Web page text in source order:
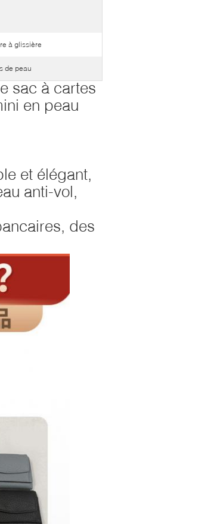
à glissière
de peau
sac à cartes
en peau
et élégant,
anti-vol,
des